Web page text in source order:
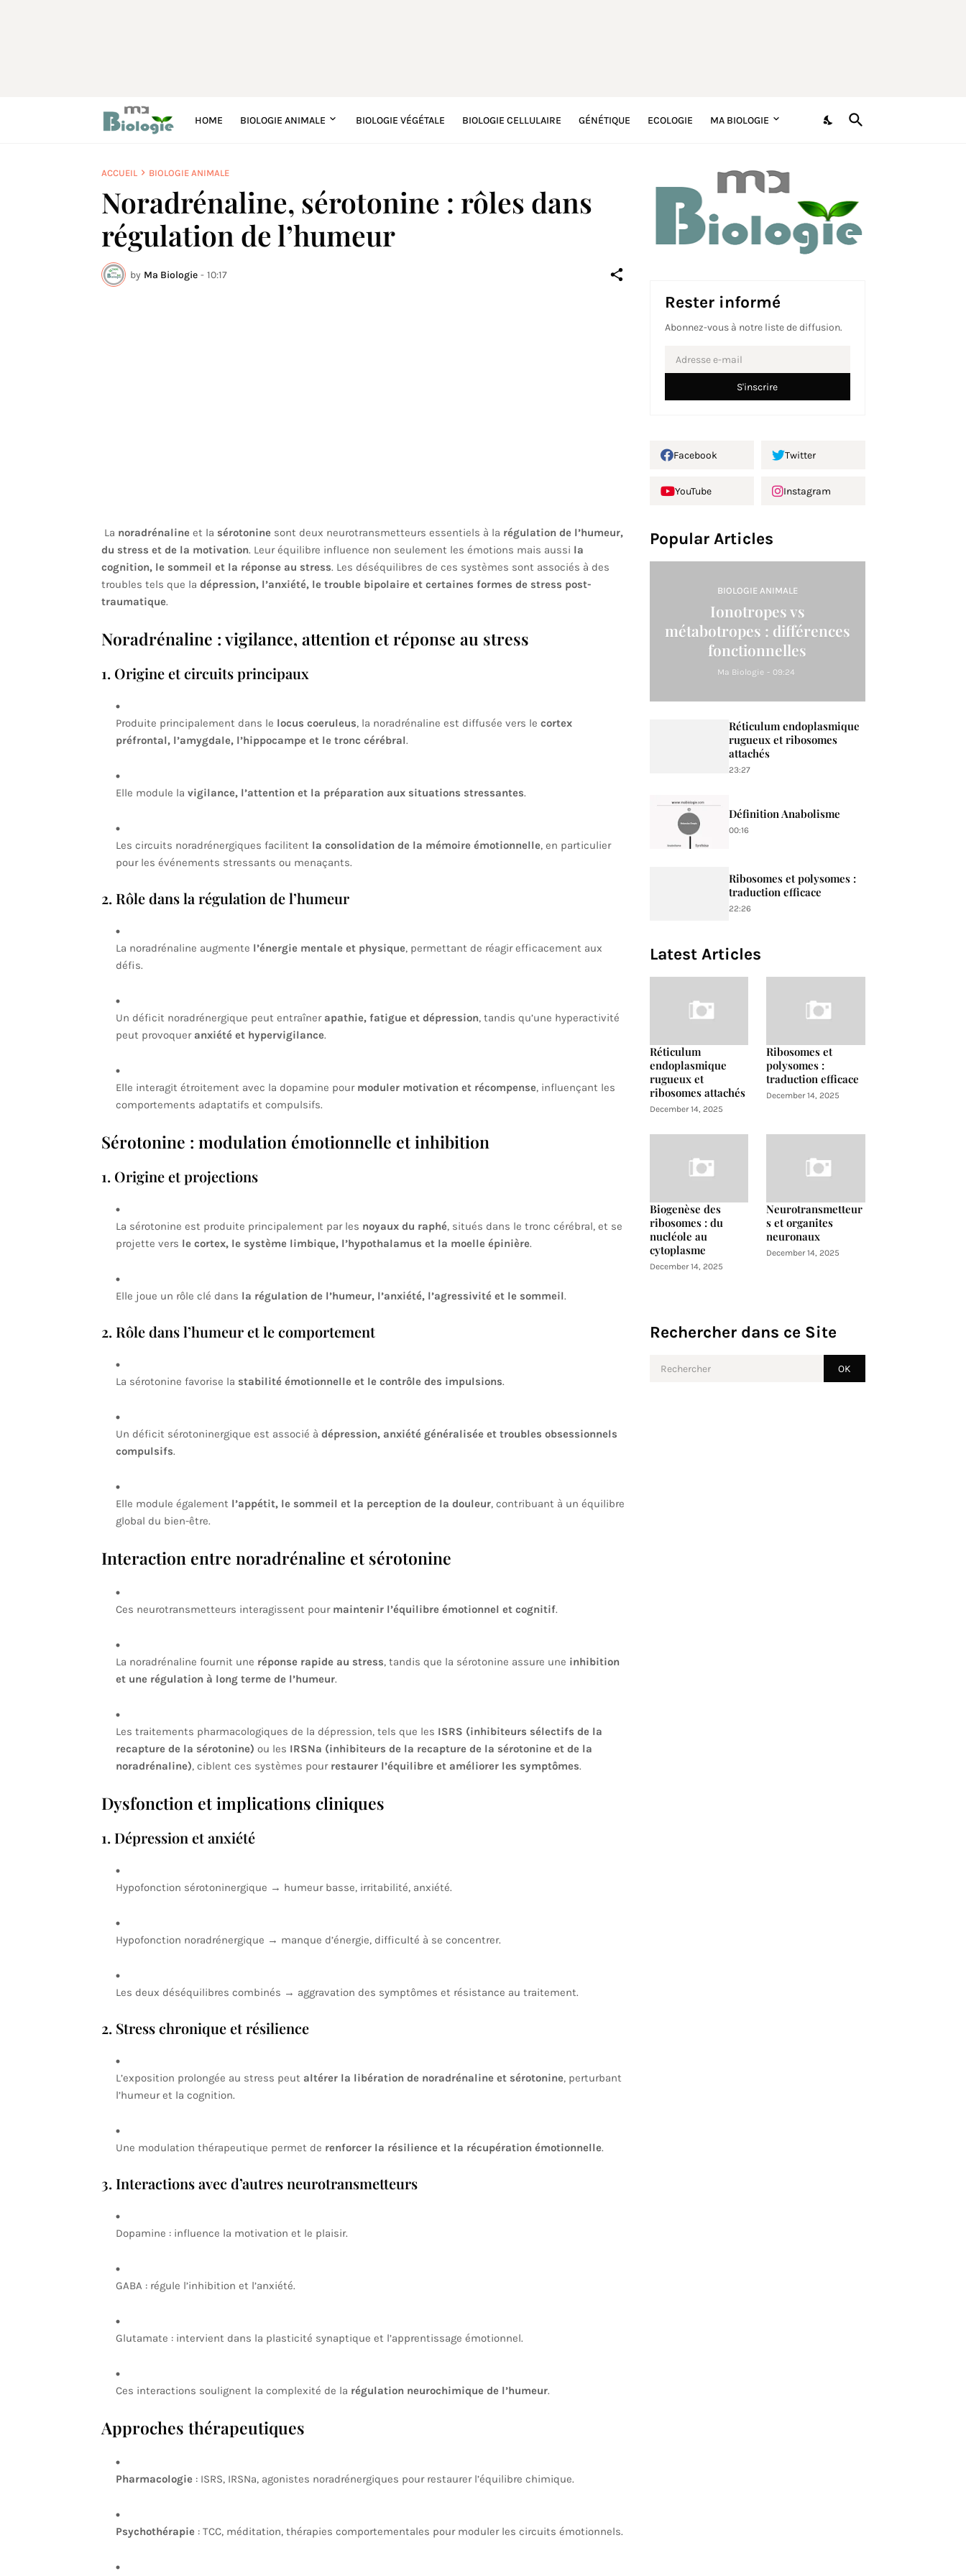
HOME BIOLOGIE ANIMALE BIOLOGIE VÉGÉTALE BIOLOGIE CELLULAIRE GÉNÉTIQUE ECOLOGIE MA BIOLOGIE
ACCUEIL BIOLOGIE ANIMALE
Noradrénaline, sérotonine : rôles dans
régulation de l’humeur
by Ma Biologie - 10:17
La noradrénalineet la sérotoninesont deux neurotransmetteurs essentiels à la régulation de l’humeur,
du stress et de la motivation. Leur équilibre influence non seulement les émotions mais aussi la
cognition, le sommeil et la réponse au stress. Les déséquilibres de ces systèmes sont associés à des
troubles tels que la dépression, l’anxiété, le trouble bipolaire et certaines formes de stress post-
traumatique.
Noradrénaline : vigilance, attention et réponse au stress
1. Origine et circuits principaux
Produite principalement dans le locus coeruleus, la noradrénaline est diffusée vers le cortex
préfrontal, l’amygdale, l’hippocampe et le tronc cérébral.
Elle module la vigilance, l’attention et la préparation aux situations stressantes.
Les circuits noradrénergiques facilitent la consolidation de la mémoire émotionnelle, en particulier
pour les événements stressants ou menaçants.
2. Rôle dans la régulation de l’humeur
La noradrénaline augmente l’énergie mentale et physique, permettant de réagir efficacement aux
défis.
Un déficit noradrénergique peut entraîner apathie, fatigue et dépression, tandis qu’une hyperactivité
peut provoquer anxiété et hypervigilance.
Elle interagit étroitement avec la dopamine pour moduler motivation et récompense, influençant les
comportements adaptatifs et compulsifs.
Sérotonine : modulation émotionnelle et inhibition
1. Origine et projections
La sérotonine est produite principalement par les noyaux du raphé, situés dans le tronc cérébral, et se
projette vers le cortex, le système limbique, l’hypothalamus et la moelle épinière.
Elle joue un rôle clé dans la régulation de l’humeur, l’anxiété, l’agressivité et le sommeil.
2. Rôle dans l’humeur et le comportement
La sérotonine favorise la stabilité émotionnelle et le contrôle des impulsions.
Un déficit sérotoninergique est associé à dépression, anxiété généralisée et troubles obsessionnels
compulsifs.
Elle module également l’appétit, le sommeil et la perception de la douleur, contribuant à un équilibre
global du bien-être.
Interaction entre noradrénaline et sérotonine
Ces neurotransmetteurs interagissent pour maintenir l’équilibre émotionnel et cognitif.
La noradrénaline fournit une réponse rapide au stress, tandis que la sérotonine assure une inhibition
et une régulation à long terme de l’humeur.
Les traitements pharmacologiques de la dépression, tels que les ISRS (inhibiteurs sélectifs de la
recapture de la sérotonine) ou les IRSNa (inhibiteurs de la recapture de la sérotonine et de la
noradrénaline), ciblent ces systèmes pour restaurer l’équilibre et améliorer les symptômes.
Dysfonction et implications cliniques
1. Dépression et anxiété
Hypofonction sérotoninergique → humeur basse, irritabilité, anxiété.
Hypofonction noradrénergique → manque d’énergie, difficulté à se concentrer.
Les deux déséquilibres combinés → aggravation des symptômes et résistance au traitement.
2. Stress chronique et résilience
L’exposition prolongée au stress peut altérer la libération de noradrénaline et sérotonine, perturbant
l’humeur et la cognition.
Une modulation thérapeutique permet de renforcer la résilience et la récupération émotionnelle.
3. Interactions avec d’autres neurotransmetteurs
Dopamine : influence la motivation et le plaisir.
GABA : régule l’inhibition et l’anxiété.
Glutamate : intervient dans la plasticité synaptique et l’apprentissage émotionnel.
Ces interactions soulignent la complexité de la régulation neurochimique de l’humeur.
Approches thérapeutiques
Pharmacologie: ISRS, IRSNa, agonistes noradrénergiques pour restaurer l’équilibre chimique.
Psychothérapie: TCC, méditation, thérapies comportementales pour moduler les circuits émotionnels.
Rester informé
Abonnez-vous à notre liste de diffusion.
Facebook Twitter
YouTube Instagram
Popular Articles
BIOLOGIE ANIMALE
Ionotropes vs
métabotropes : différences
fonctionnelles
Ma Biologie - 09:24
Réticulum endoplasmique
rugueux et ribosomes
attachés
23:27
Définition Anabolisme
00:16
Ribosomes et polysomes :
traduction efficace
22:26
Latest Articles
Réticulum
endoplasmique
rugueux et
ribosomes attachés
December 14, 2025
Ribosomes et
polysomes :
traduction efficace
December 14, 2025
Biogenèse des
ribosomes : du
nucléole au
cytoplasme
December 14, 2025
Neurotransmetteur
s et organites
neuronaux
December 14, 2025
Rechercher dans ce Site